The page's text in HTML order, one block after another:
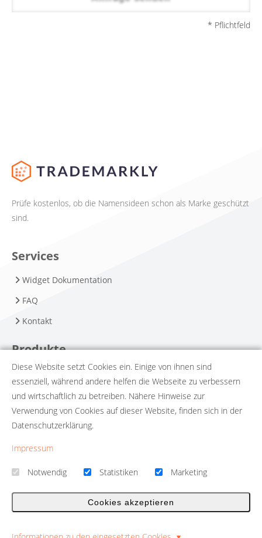
* Pflichtfeld
Prüfe kostenlos, ob die Namensideen schon als Marke geschützt
sind.
Services
Widget Dokumentation
FAQ
Kontakt
Produkte
Namefruits
Namescore
Toolbox
Rechtliches
Impressum
Diese Website setzt Cookies ein. Einige von ihnen sind
essenziell, während andere helfen die Webseite zu verbessern
und wirtschaftlich zu betreiben. Nähere Hinweise zur
Verwendung von Cookies auf dieser Website, finden sich in der
Datenschutzerklärung.
Impressum
Notwendig Statistiken Marketing
Cookies akzeptieren